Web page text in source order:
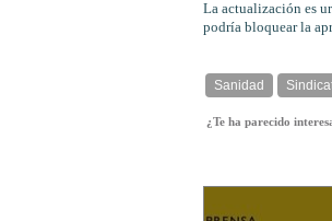
La actualización es
podría bloquear la
Sanidad
¿Te ha parecido